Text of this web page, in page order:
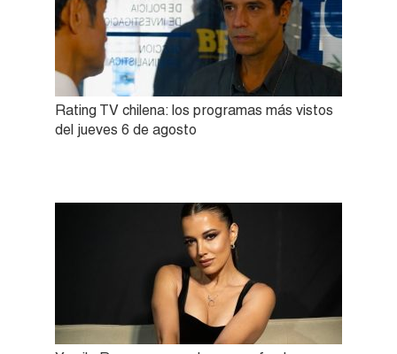
Rating TV chilena: los programas más vistos
del jueves 6 de agosto